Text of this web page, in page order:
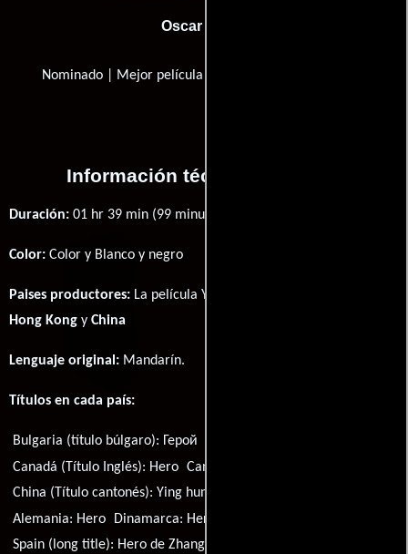
Oscar (2003)
Nominado | Mejor película de lengua extranjera
Información técnica y general
Duración: 01 hr 39 min (99 minutos) .
Color: Color y Blanco y negro
Paises productores: La película Ying xiong fué producida en
Hong Kong y China
Lenguaje original: Mandarín.
Títulos en cada país:
Bulgaria (título búlgaro): Герой
Canadá (Título Inglés): Hero Canadá (Título francés):
China (Título cantonés):Ying hung
Alemania: Hero Dinamarca: Hero
Spain (long title): Hero de Zhang Yimou